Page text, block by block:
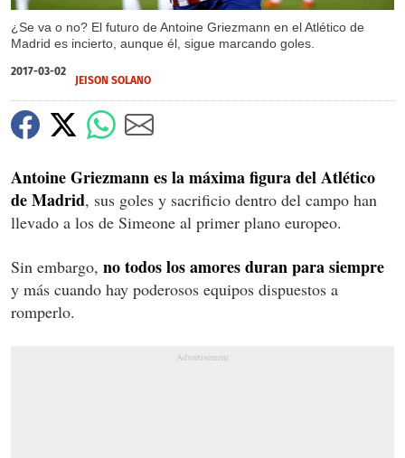
¿Se va o no? El futuro de Antoine Griezmann en el Atlético de
Madrid es incierto, aunque él, sigue marcando goles.
2017-03-02
JEISON SOLANO
Antoine Griezmann es la máxima figura del Atlético
de Madrid, sus goles y sacrificio dentro del campo han
llevado a los de Simeone al primer plano europeo.
Sin embargo, no todos los amores duran para siempre
y más cuando hay poderosos equipos dispuestos a
romperlo.